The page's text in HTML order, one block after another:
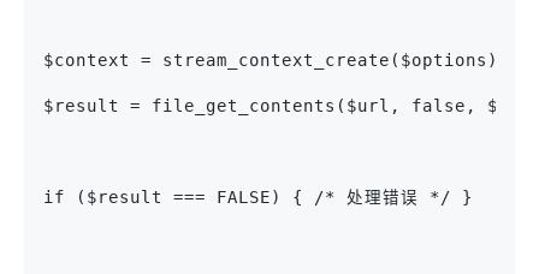
$context = stream_context_create($options);
$result = file_get_contents($url, false,
if ($result === FALSE) { /* 处理错误 */ }